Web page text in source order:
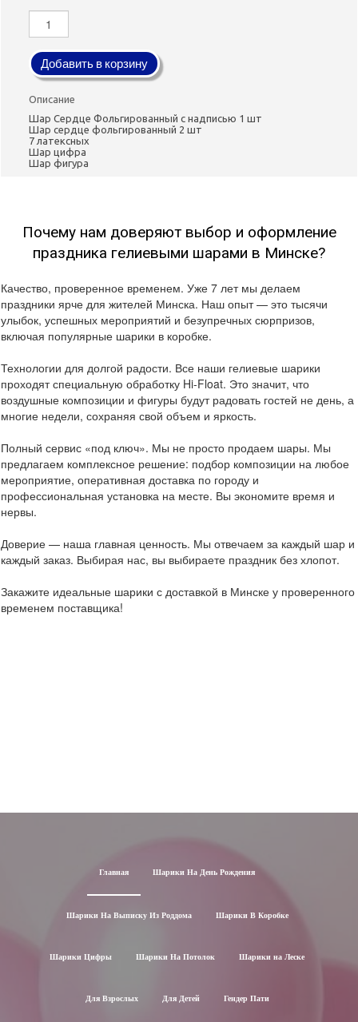
Добавить в корзину
Описание
Шар Сердце Фольгированный с надписью 1 шт
Шар сердце фольгированный 2 шт
7 латексных
Шар цифра
Шар фигура
Почему нам доверяют выбор и оформление
праздника гелиевыми шарами в Минске?
Качество, проверенное временем. Уже 7 лет мы делаем
праздники ярче для жителей Минска. Наш опыт — это тысячи
улыбок, успешных мероприятий и безупречных сюрпризов,
включая популярные шарики в коробке.
Технологии для долгой радости. Все наши гелиевые шарики
проходят специальную обработку Hi-Float. Это значит, что
воздушные композиции и фигуры будут радовать гостей не день, а
многие недели, сохраняя свой объем и яркость.
Полный сервис «под ключ». Мы не просто продаем шары. Мы
предлагаем комплексное решение: подбор композиции на любое
мероприятие, оперативная доставка по городу и
профессиональная установка на месте. Вы экономите время и
нервы.
Доверие — наша главная ценность. Мы отвечаем за каждый шар и
каждый заказ. Выбирая нас, вы выбираете праздник без хлопот.
Закажите идеальные шарики с доставкой в Минске у проверенного
временем поставщика!
Главная Шарики На День Рождения
Шарики На Выписку Из Роддома Шарики В Коробке
Шарики Цифры Шарики На Потолок Шарики на Леске
Для Взрослых Для Детей Гендер Пати